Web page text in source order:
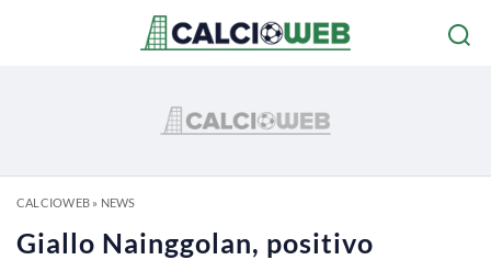
CALCIOWEB» NEWS
Giallo Nainggolan, positivo